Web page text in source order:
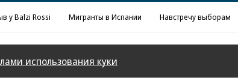
у Balzi Rossi Мигранты в Испании Навстречу выборам
использования куки